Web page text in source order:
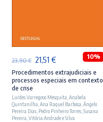
23,90€ O
preço
original
era:
23,90 €.
21,51 €O
preço
atual
é:
21,51 €.
10%
Procedimentos extrajudiciais e
processos especiais em contexto
de crise
Lurdes Varregoso Mesquita Anabela
Quintanilha Ana Raquel Barbosa Ângelo
Pereira Dias Pedro Pinheiro Torres Susana
Pereira Vitória Andrade e Silva